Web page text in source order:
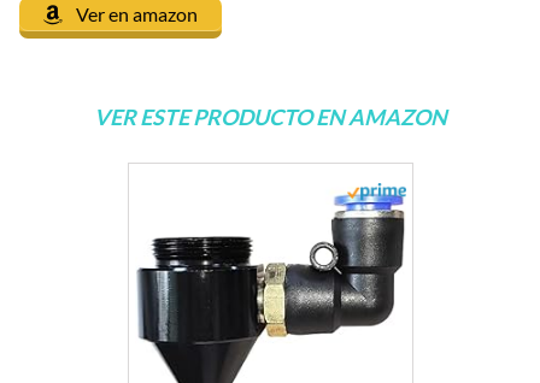
Ver en amazon
VER ESTE PRODUCTO EN AMAZON